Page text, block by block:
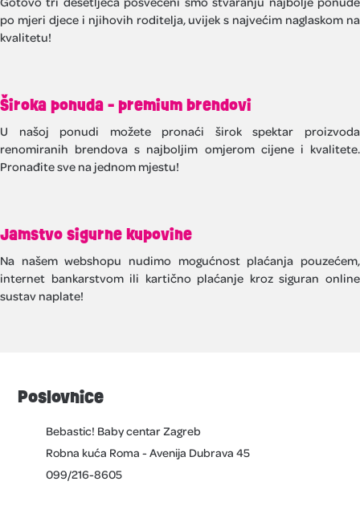
po mjeri djece i njihovih roditelja, uvijek s najvećim naglaskom na
kvalitetu!
Široka ponuda - premium brendovi
U našoj ponudi možete pronaći širok spektar proizvoda
renomiranih brendova s najboljim omjerom cijene i kvalitete.
Pronađite sve na jednom mjestu!
Jamstvo sigurne kupovine
Na našem webshopu nudimo mogućnost plaćanja pouzećem,
internet bankarstvom ili kartično plaćanje kroz siguran online
sustav naplate!
Poslovnice
Bebastic! Baby centar Zagreb
Robna kuća Roma - Avenija Dubrava 45
099/216-8605